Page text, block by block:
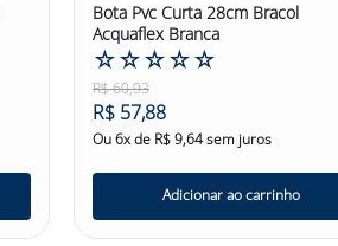
Bota Pvc Curta 28cm Bracol
Acquaflex Branca
☆☆☆☆☆
R$60,93
R$ 57,88
Ou6x de R$9,64sem juros
Adicionar ao carrinho